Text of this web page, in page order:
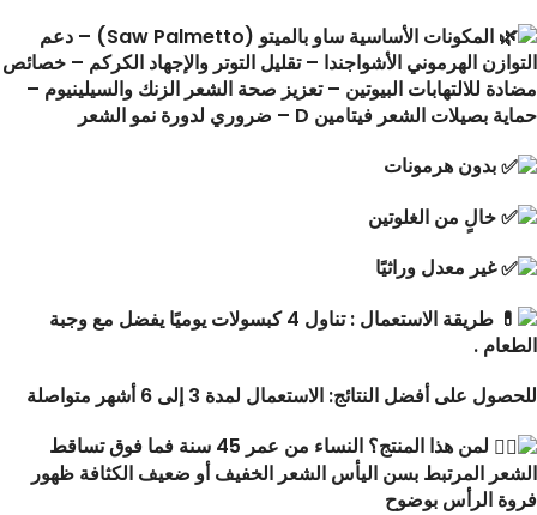
المكونات الأساسية ساو بالميتو (Saw Palmetto) – دعم
التوازن الهرموني الأشواجندا – تقليل التوتر والإجهاد الكركم – خصائص
مضادة للالتهابات البيوتين – تعزيز صحة الشعر الزنك والسيلينيوم –
حماية بصيلات الشعر فيتامين D – ضروري لدورة نمو الشعر
بدون هرمونات
خالٍ من الغلوتين
غير معدل وراثيًا
طريقة الاستعمال : تناول 4 كبسولات يوميًا يفضل مع وجبة
الطعام .
للحصول على أفضل النتائج: الاستعمال لمدة 3 إلى 6 أشهر متواصلة
لمن هذا المنتج؟ النساء من عمر 45 سنة فما فوق تساقط
الشعر المرتبط بسن اليأس الشعر الخفيف أو ضعيف الكثافة ظهور
فروة الرأس بوضوح